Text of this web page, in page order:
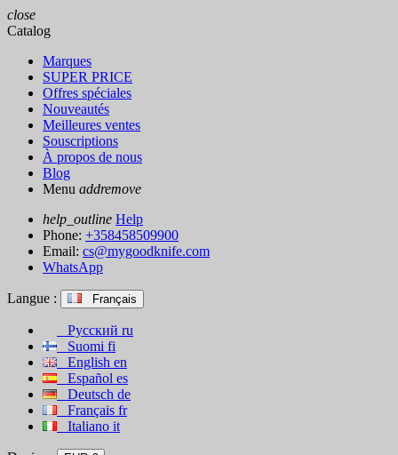
close
Catalog
Marques
SUPER PRICE
Offres spéciales
Nouveautés
Meilleures ventes
Souscriptions
À propos de nous
Blog
Menu addremove
help_outline Help
Phone: +358458509900
Email: cs@mygoodknife.com
WhatsApp
Langue : Français
Русский ru
Suomi fi
English en
Español es
Deutsch de
Français fr
Italiano it